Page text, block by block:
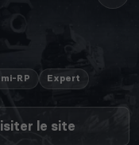
RP Expert
le site